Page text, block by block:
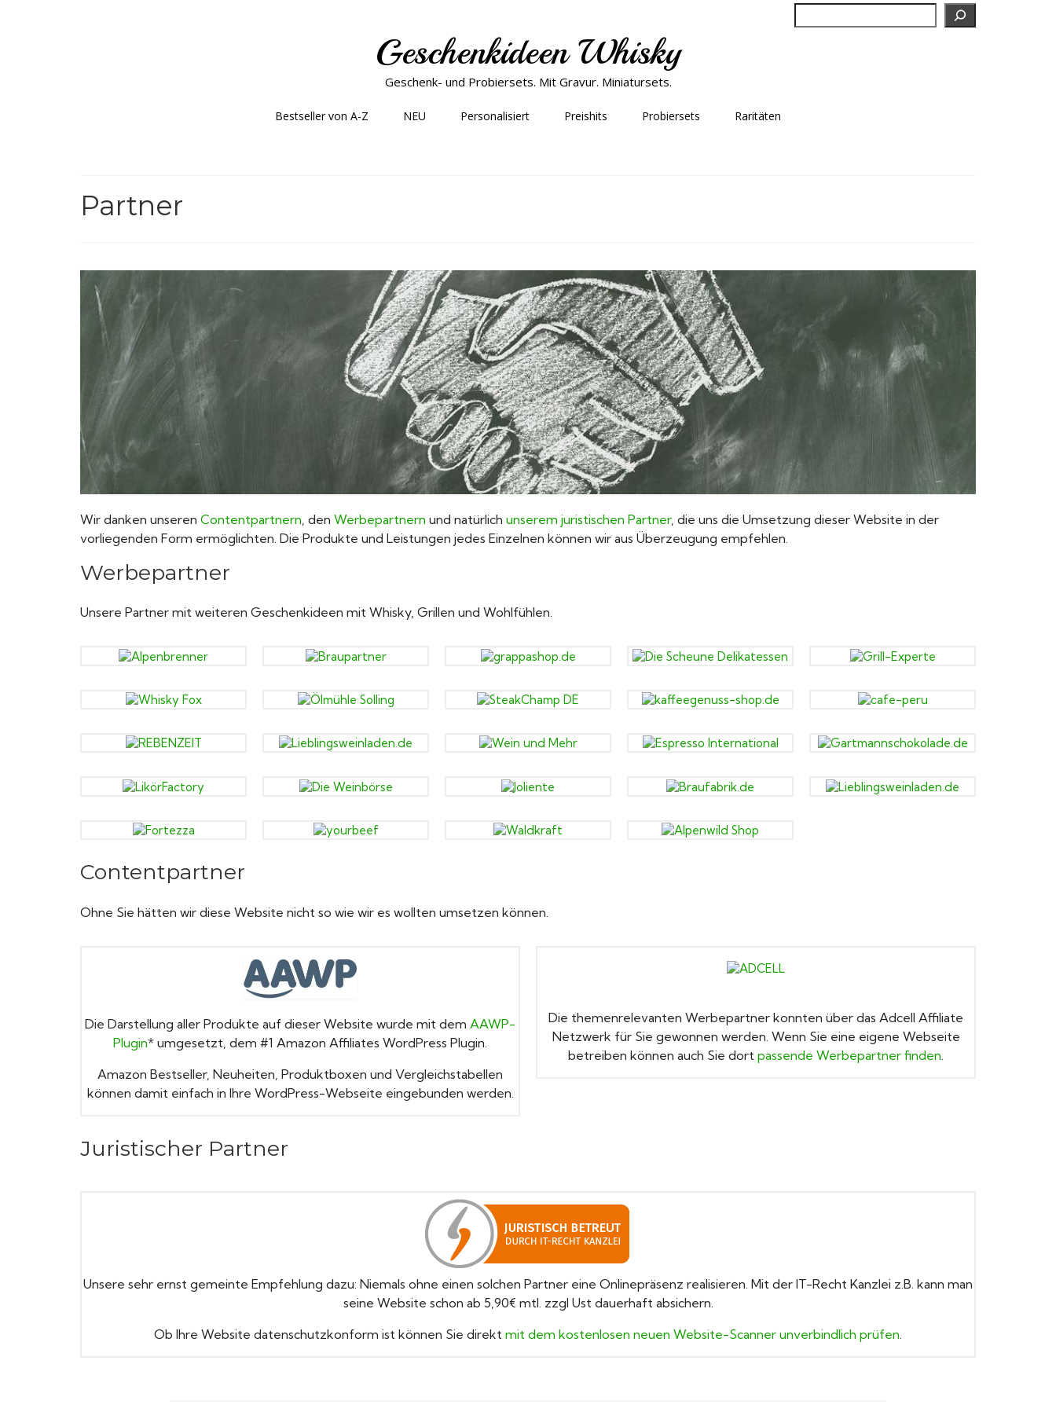
Suchen
Geschenkideen Whisky
Geschenk- und Probiersets. Mit Gravur. Miniatursets.
Bestseller von A-Z NEU Personalisiert Preishits Probiersets Raritäten
Partner
Wir danken unseren Contentpartnern , den Werbepartnern und natürlich unserem juristischen Partner, die uns die Umsetzung dieser Website in der
vorliegenden Form ermöglichten. Die Produkte und Leistungen jedes Einzelnen können wir aus Überzeugung empfehlen.
Werbepartner
Unsere Partner mit weiteren Geschenkideen mit Whisky, Grillen und Wohlfühlen.
Contentpartner
Ohne Sie hätten wir diese Website nicht so wie wir es wollten umsetzen können.
Die Darstellung aller Produkte auf dieser Website wurde mit dem AAWP-
Plugin* umgesetzt, dem #1 Amazon Affiliates WordPress Plugin.
Amazon Bestseller, Neuheiten, Produktboxen und Vergleichstabellen
können damit einfach in Ihre WordPress-Webseite eingebunden werden.
Die themenrelevanten Werbepartner konnten über das Adcell Affiliate
Netzwerk für Sie gewonnen werden. Wenn Sie eine eigene Webseite
betreiben können auch Sie dort passende Werbepartner finden.
Juristischer Partner
Unsere sehr ernst gemeinte Empfehlung dazu: Niemals ohne einen solchen Partner eine Onlinepräsenz realisieren. Mit der IT-Recht Kanzlei z.B. kann man
seine Website schon ab 5,90€ mtl. zzgl Ust dauerhaft absichern.
Ob Ihre Website datenschutzkonform ist können Sie direkt mit dem kostenlosen neuen Website-Scanner unverbindlich prüfen